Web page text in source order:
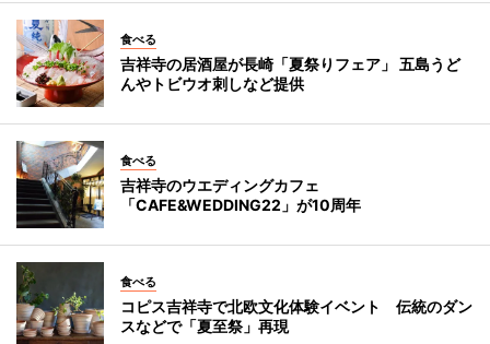
食べる
吉祥寺の居酒屋が長崎「夏祭りフェア」 五島うど
んやトビウオ刺しなど提供
食べる
吉祥寺のウエディングカフェ
「CAFE&WEDDING22」が10周年
食べる
コピス吉祥寺で北欧文化体験イベント 伝統のダン
スなどで「夏至祭」再現